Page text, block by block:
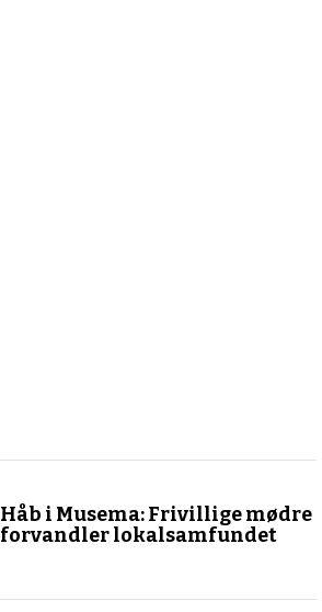
Håb i Musema: Frivillige mødre
forvandler lokalsamfundet